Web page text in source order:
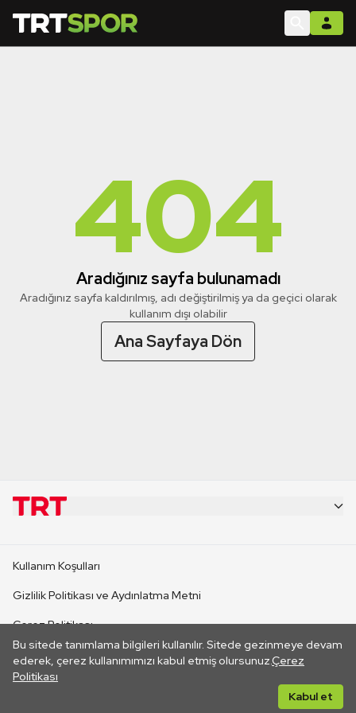
404
Aradığınız sayfa bulunamadı
Aradığınız sayfa kaldırılmış, adı değiştirilmiş ya da geçici olarak
kullanım dışı olabilir
Ana Sayfaya Dön
Bu sitede tanımlama bilgileri kullanılır. Sitede gezinmeye devam
ederek, çerez kullanımımızı kabul etmiş olursunuz.Çerez
Politikası
Kabul et
CANLI YAYINLAR
Kullanım Koşulları
Gizlilik Politikası ve Aydınlatma Metni
Çerez Politikası
İletişim
Her hakkı saklıdır. ©2026 TRT. Bağlantı yoluyla gidilen dış